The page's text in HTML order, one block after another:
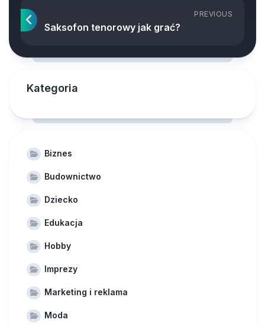
PREVIOUS
Saksofon tenorowy jak grać?
Kategoria
Biznes
Budownictwo
Dziecko
Edukacja
Hobby
Imprezy
Marketing i reklama
Moda